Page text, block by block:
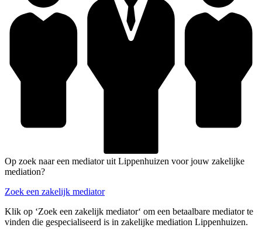
Op zoek naar een mediator uit Lippenhuizen voor jouw zakelijke
mediation?
Zoek een zakelijk mediator
Klik op ‘Zoek een zakelijk mediator‘ om een betaalbare mediator te
vinden die gespecialiseerd is in zakelijke mediation Lippenhuizen.